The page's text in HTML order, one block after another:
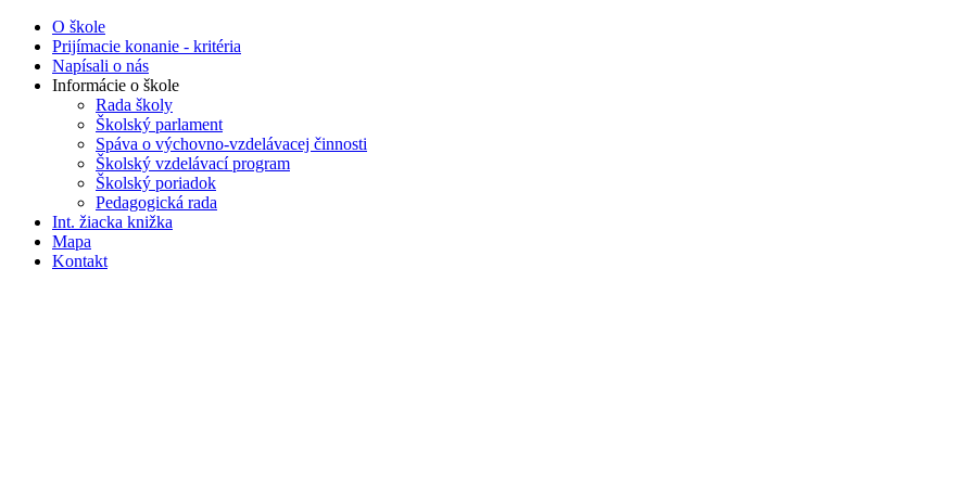
O škole
Prijímacie konanie - kritéria
Napísali o nás
Informácie o škole
Rada školy
Školský parlament
Spáva o výchovno-vzdelávacej činnosti
Školský vzdelávací program
Školský poriadok
Pedagogická rada
Int. žiacka knižka
Mapa
Kontakt